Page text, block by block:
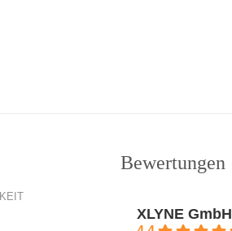
Bewertungen
XLYNE GmbH